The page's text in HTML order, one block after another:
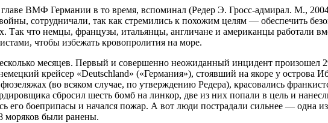
ВМФ Германии в то время, вспоминал (Редер Э. Гросс-адмирал. М.,
сотрудничали, так как стремились к похожим целям — обеспечить
что немцы, французы, итальянцы, англичане и американцы работали
чтобы избежать кровопролития на море.
месяцев. Первый и совершенно неожиданный инцидент произошел
крейсер «Deutschland» («Германия»), стоявший на якоре у
(во всяком случае, по утверждению Редера), красовались
сбросил шесть бомб на линкор, две из них попали в цель и
его боеприпасы и начался пожар. А вот люди пострадали сильнее — одна
моряков были ранены.